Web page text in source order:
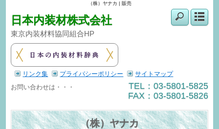
（株）ヤナカ | 販売
日本内装材株式会社
東京内装材料協同組合HP
リンク集 プライバシーポリシー
サイトマップ
お問い合わせは・・・
TEL：03-5801-5825
FAX：03-5801-5826
（株）ヤナカ